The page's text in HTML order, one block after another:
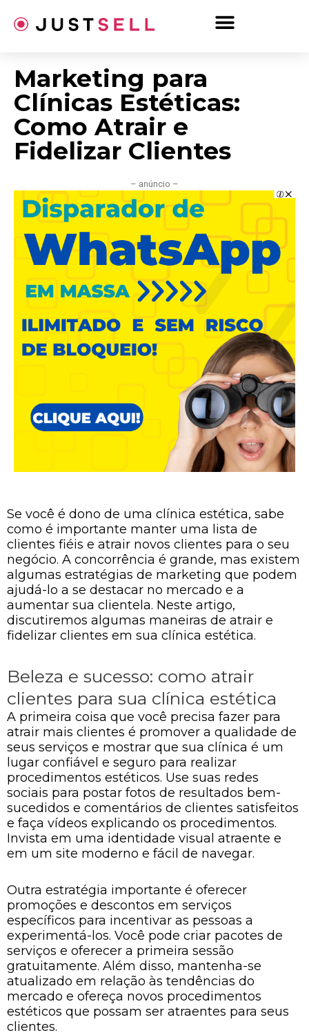
para
Marketing para
Clínicas Estéticas:
Como Atrair e
Fidelizar Clientes
– anúncio –
Se você é dono de uma clínica estética, sabe
como é importante manter uma lista de
clientes fiéis e atrair novos clientes para o seu
negócio. A concorrência é grande, mas existem
algumas estratégias de marketing que podem
ajudá-lo a se destacar no mercado e a
aumentar sua clientela. Neste artigo,
discutiremos algumas maneiras de atrair e
fidelizar clientes em sua clínica estética.
Beleza e sucesso: como atrair
clientes para sua clínica estética
A primeira coisa que você precisa fazer para
atrair mais clientes é promover a qualidade de
seus serviços e mostrar que sua clínica é um
lugar confiável e seguro para realizar
procedimentos estéticos. Use suas redes
sociais para postar fotos de resultados bem-
sucedidos e comentários de clientes satisfeitos
e faça vídeos explicando os procedimentos.
Invista em uma identidade visual atraente e
em um site moderno e fácil de navegar.
Outra estratégia importante é oferecer
promoções e descontos em serviços
específicos para incentivar as pessoas a
experimentá-los. Você pode criar pacotes de
serviços e oferecer a primeira sessão
gratuitamente. Além disso, mantenha-se
atualizado em relação às tendências do
mercado e ofereça novos procedimentos
estéticos que possam ser atraentes para seus
clientes.